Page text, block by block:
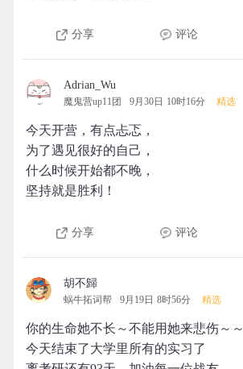
分享 评论
Adrian_Wu
魔鬼营up11团 9月30日 10时16分 精选
今天开营，有点忐忑，
为了遇见很好的自己，
什么时候开始都不晚，
坚持就是胜利！
分享 评论
胡不歸
蜗牛拓词帮 9月19日 8时56分 精选
你的生命她不长～不能用她来悲伤～～
今天结束了大学里所有的实习了